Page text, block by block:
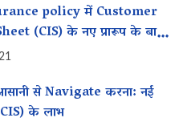
policy में Customer
(CIS) के नए प्रारूप के बारे
से Navigate करना: नई
के लाभ